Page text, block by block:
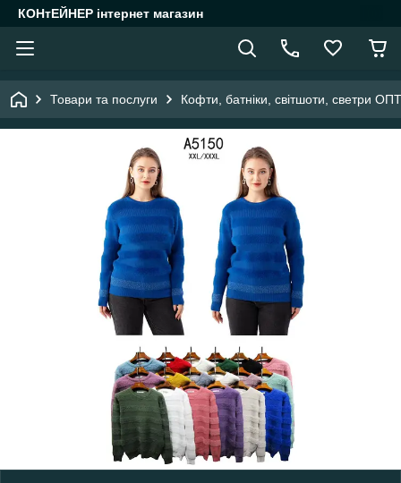
КОНтЕЙНЕР інтернет магазин
Товари та послуги Кофти, батніки, світшоти, светри